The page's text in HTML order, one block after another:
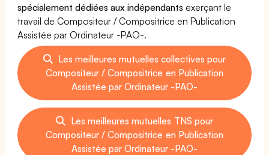
spécialement dédiées aux indépendants exerçant le
travail de Compositeur / Compositrice en Publication
Assistée par Ordinateur -PAO-.
Les meilleures mutuelles collectives pour
Compositeur / Compositrice en Publication
Assistée par Ordinateur -PAO-
Les meilleures mutuelles TNS pour
Compositeur / Compositrice en Publication
Assistée par Ordinateur -PAO-